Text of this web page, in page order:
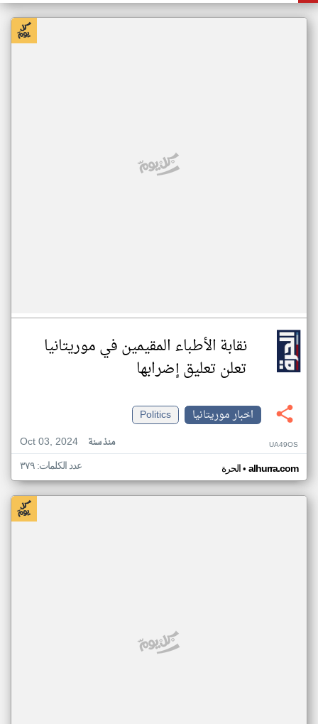
نقابة الأطباء المقيمين في موريتانيا
تعلن تعليق إضرابها
اخبار موريتانيا
Politics
Oct 03, 2024
منذ سنة UA49OS
الحرة• alhurra.com عدد الكلمات: ٣٧٩